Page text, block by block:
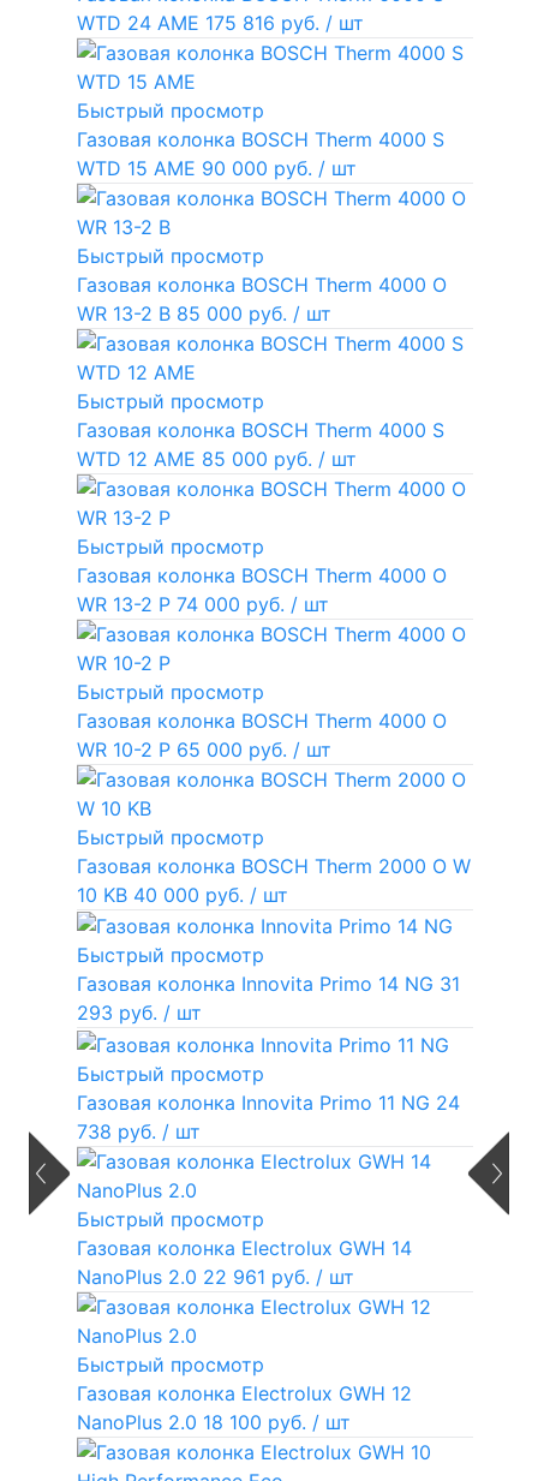
WTD 24 AME 175 816 руб. / шт
Быстрый просмотр
Газовая колонка BOSCH Therm 4000 S
WTD 15 AME 90 000 руб. / шт
Быстрый просмотр
Газовая колонка BOSCH Therm 4000 O
WR 13-2 В 85 000 руб. / шт
Быстрый просмотр
Газовая колонка BOSCH Therm 4000 S
WTD 12 AME 85 000 руб. / шт
Быстрый просмотр
Газовая колонка BOSCH Therm 4000 O
WR 13-2 P 74 000 руб. / шт
Быстрый просмотр
Газовая колонка BOSCH Therm 4000 O
WR 10-2 P 65 000 руб. / шт
Быстрый просмотр
Газовая колонка BOSCH Therm 2000 O W
10 KB 40 000 руб. / шт
Быстрый просмотр
Газовая колонка Innovita Primo 14 NG 31
293 руб. / шт
Быстрый просмотр
Газовая колонка Innovita Primo 11 NG 24
738 руб. / шт
Быстрый просмотр
Газовая колонка Electrolux GWH 14
NanoPlus 2.0 22 961 руб. / шт
Быстрый просмотр
Газовая колонка Electrolux GWH 12
NanoPlus 2.0 18 100 руб. / шт